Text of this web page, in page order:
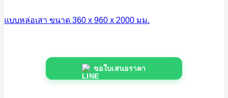
แบบหล่อเสา ขนาด 360 x 960 x 2000 มม.
ขอใบเสนอราคา